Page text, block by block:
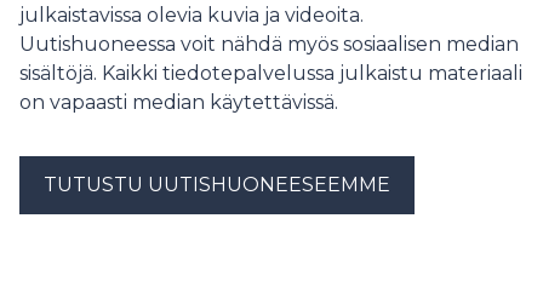
julkaistavissa olevia kuvia ja videoita.
Uutishuoneessa voit nähdä myös sosiaalisen median
sisältöjä. Kaikki tiedotepalvelussa julkaistu materiaali
on vapaasti median käytettävissä.
TUTUSTU UUTISHUONEESEEMME